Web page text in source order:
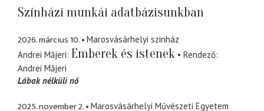
Színházi munkái adatbázisunkban
2026. március 10.
Marosvásárhelyi szinház
Andrei Măjeri Emberek és istenek
Rendező
Andrei Măjeri
Lábak nélküli nő
2025. november 2. Marosvásárhelyi Művészeti Egyetem